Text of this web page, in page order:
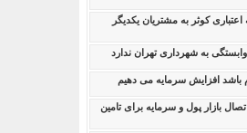
کوثر به مشتریان یکدیگر
به شهرداری تهران ندارد
باشد افزایش سرمایه می دهیم
بازار پول و سرمایه برای تامین